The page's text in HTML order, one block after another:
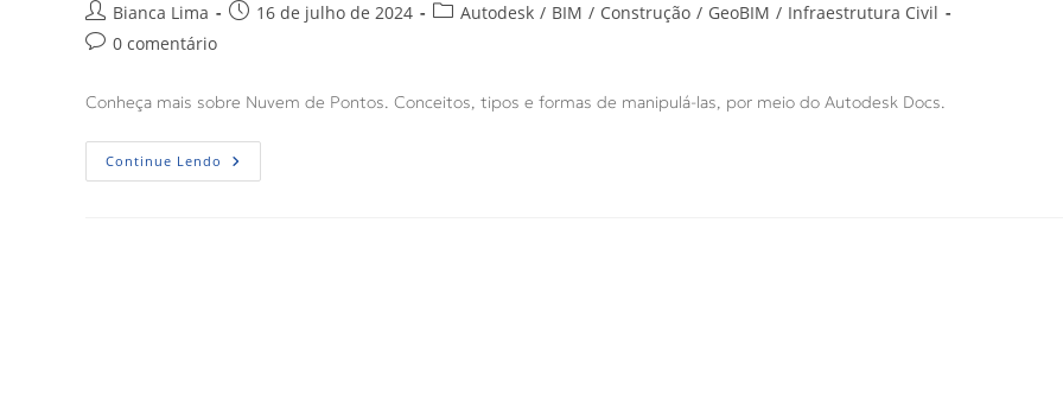
Bianca Lima 16 de julho de 2024 Autodesk / BIM / Construção / GeoBIM / Infraestrutura Civil
0 comentário
Conheça mais sobre Nuvem de Pontos. Conceitos, tipos e formas de manipulá-las, por meio do Autodesk Docs.
Continue Lendo